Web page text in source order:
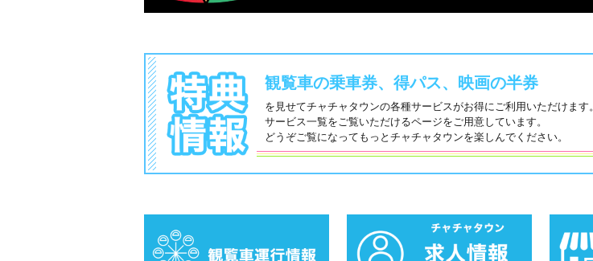
観覧車の乗車券、得パス、映画の半券
を見せてチャチャタウンの各種サービスがお得にご利用いただけます。
サービス一覧をご覧いただけるページをご用意しています。
どうぞご覧になってもっとチャチャタウンを楽しんでください。